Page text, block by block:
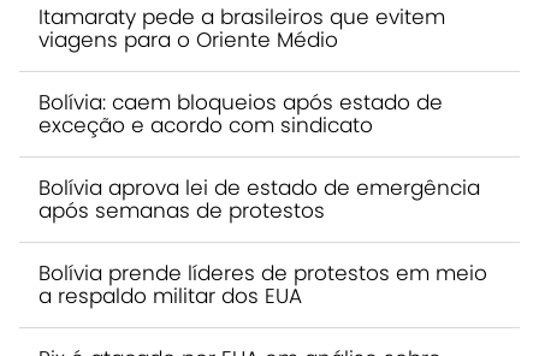
Itamaraty pede a brasileiros que evitem
viagens para o Oriente Médio
Bolívia: caem bloqueios após estado de
exceção e acordo com sindicato
Bolívia aprova lei de estado de emergência
após semanas de protestos
Bolívia prende líderes de protestos em meio
a respaldo militar dos EUA